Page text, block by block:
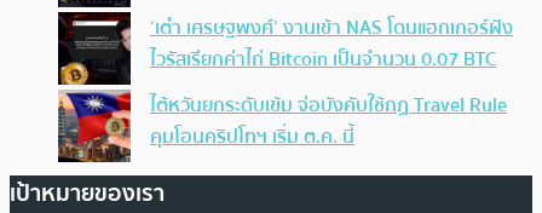
‘เต๋า เศรษฐพงศ์’ งานเข้า NAS โดนแฮกเกอร์ฝัง
ไวรัสเรียกค่าไถ่ Bitcoin เป็นจำนวน 0.07 BTC
ไต้หวันยกระดับเข้ม จ่อบังคับใช้กฏ Travel Rule
คุมโอนคริปโทฯ เริ่ม ต.ค. นี้
เป้าหมายของเรา